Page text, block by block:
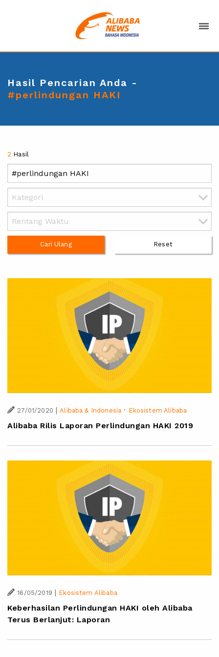
Hasil Pencarian Anda -
#perlindungan HAKI
2 Hasil
Cari Ulang Reset
27/01/2020 | Alibaba & Indonesia · Ekosistem Alibaba
Alibaba Rilis Laporan Perlindungan HAKI 2019
16/05/2019 | Ekosistem Alibaba
Keberhasilan Perlindungan HAKI oleh Alibaba
Terus Berlanjut: Laporan